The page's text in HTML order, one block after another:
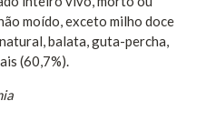
moído, exceto milho doce
balata, guta-percha,
(60,7%).